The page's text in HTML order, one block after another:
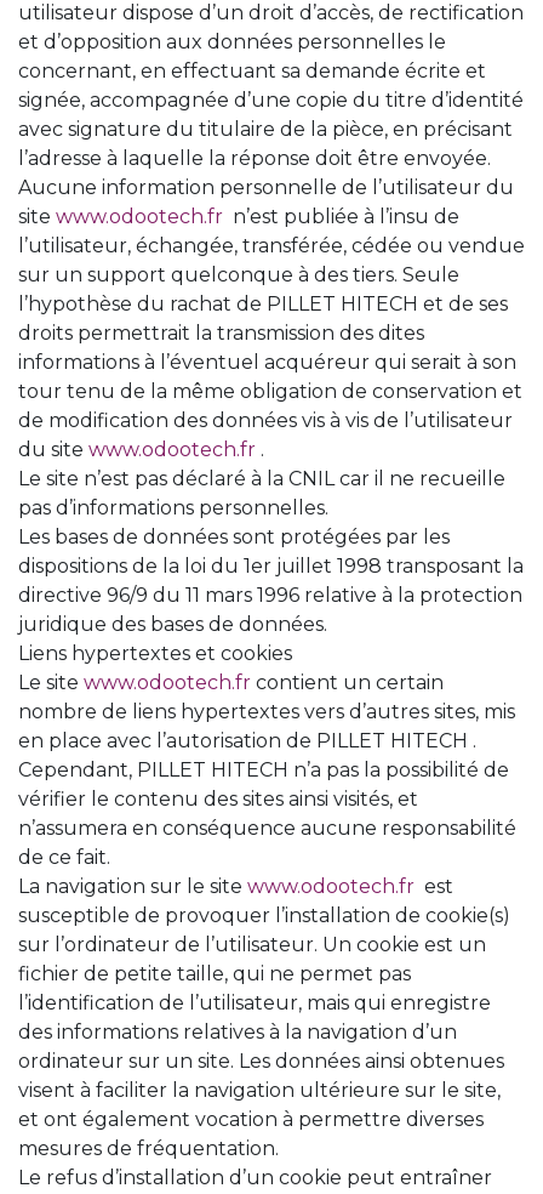
utilisateur dispose d’un droit d’accès, de rectification
et d’opposition aux données personnelles le
concernant, en effectuant sa demande écrite et
signée, accompagnée d’une copie du titre d’identité
avec signature du titulaire de la pièce, en précisant
l’adresse à laquelle la réponse doit être envoyée.
Aucune information personnelle de l’utilisateur du
site www.odootech.fr n’est publiée à l’insu de
l’utilisateur, échangée, transférée, cédée ou vendue
sur un support quelconque à des tiers. Seule
l’hypothèse du rachat de PILLET HITECH et de ses
droits permettrait la transmission des dites
informations à l’éventuel acquéreur qui serait à son
tour tenu de la même obligation de conservation et
de modification des données vis à vis de l’utilisateur
du site www.odootech.fr .
Le site n’est pas déclaré à la CNIL car il ne recueille
pas d’informations personnelles.
Les bases de données sont protégées par les
dispositions de la loi du 1er juillet 1998 transposant la
directive 96/9 du 11 mars 1996 relative à la protection
juridique des bases de données.
Liens hypertextes et cookies
Le site www.odootech.fr contient un certain
nombre de liens hypertextes vers d’autres sites, mis
en place avec l’autorisation de PILLET HITECH .
Cependant, PILLET HITECH n’a pas la possibilité de
vérifier le contenu des sites ainsi visités, et
n’assumera en conséquence aucune responsabilité
de ce fait.
La navigation sur le site www.odootech.fr est
susceptible de provoquer l’installation de cookie(s)
sur l’ordinateur de l’utilisateur. Un cookie est un
fichier de petite taille, qui ne permet pas
l’identification de l’utilisateur, mais qui enregistre
des informations relatives à la navigation d’un
ordinateur sur un site. Les données ainsi obtenues
visent à faciliter la navigation ultérieure sur le site,
et ont également vocation à permettre diverses
mesures de fréquentation.
Le refus d’installation d’un cookie peut entraîner